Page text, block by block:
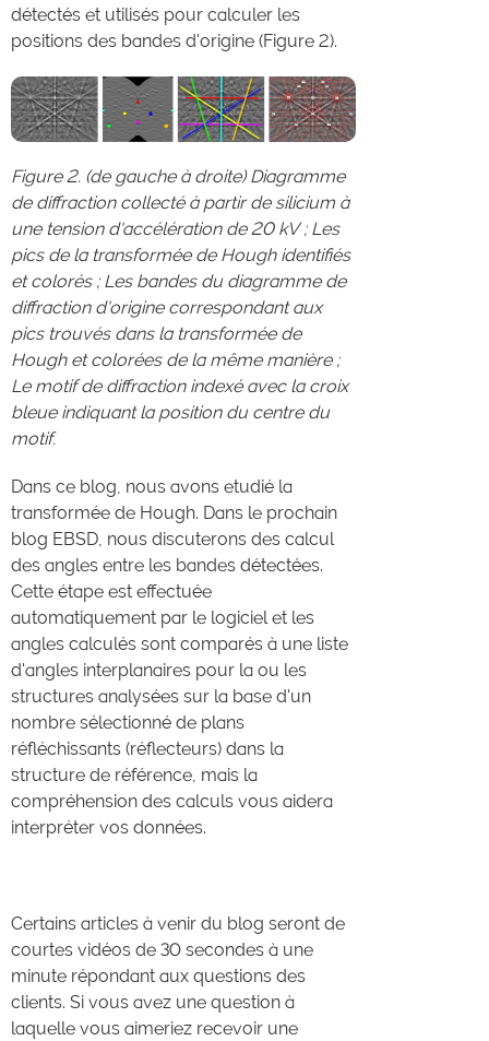
détectés et utilisés pour calculer les
positions des bandes d'origine (Figure 2).
Figure 2. (de gauche à droite) Diagramme
de diffraction collecté à partir de silicium à
une tension d'accélération de 20 kV ; Les
pics de la transformée de Hough identifiés
et colorés ; Les bandes du diagramme de
diffraction d'origine correspondant aux
pics trouvés dans la transformée de
Hough et colorées de la même manière ;
Le motif de diffraction indexé avec la croix
bleue indiquant la position du centre du
motif.
Dans ce blog, nous avons etudié la
transformée de Hough. Dans le prochain
blog EBSD, nous discuterons des calcul
des angles entre les bandes détectées.
Cette étape est effectuée
automatiquement par le logiciel et les
angles calculés sont comparés à une liste
d'angles interplanaires pour la ou les
structures analysées sur la base d'un
nombre sélectionné de plans
réfléchissants (réflecteurs) dans la
structure de référence, mais la
compréhension des calculs vous aidera
interpréter vos données.
Certains articles à venir du blog seront de
courtes vidéos de 30 secondes à une
minute répondant aux questions des
clients. Si vous avez une question à
laquelle vous aimeriez recevoir une